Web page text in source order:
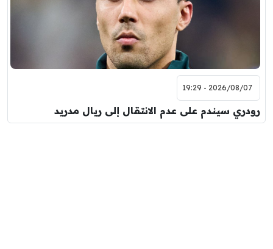
2026/08/07 - 19:29
رودري سيندم على عدم الانتقال إلى ريال مدريد